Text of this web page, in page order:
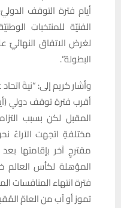
أيام فترة التوقف
الفنيّة للمنتخباتِ
لغرض الاتفاق
البطولة”.
وأشار كريم إلى: “نيةَ
أقرب فترةِ توقف دولي
المقبل لكن بسبب
مختلفةٍ اتجهت الآراءُ
مقترحٍ آخر بإقامتها
المؤهلة لكأس العالم
فترة انتهاء المنافسات
تموز أو آب من العامّ